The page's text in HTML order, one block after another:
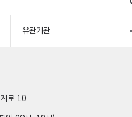
유관기관
로 10